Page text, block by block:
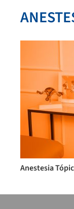
Anestesia